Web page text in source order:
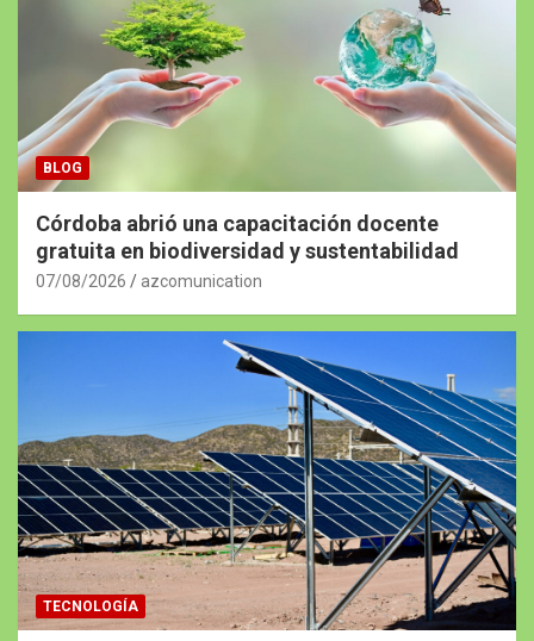
BLOG
Córdoba abrió una capacitación docente
gratuita en biodiversidad y sustentabilidad
07/08/2026 azcomunication
TECNOLOGÍA